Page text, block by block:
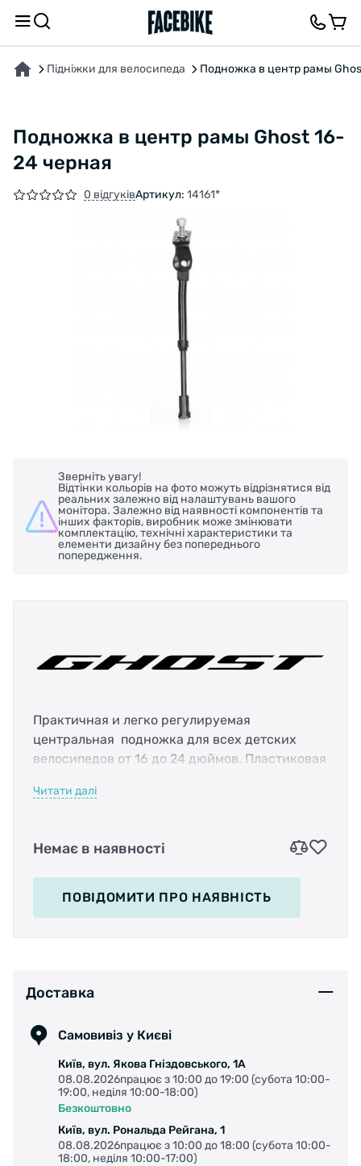
Підніжки для велосипеда Подножка в центр рамы
Подножка в центр рамы Ghost 16-
24 черная
0 відгуківАртикул: 14161*
Зверніть увагу!
Відтінки кольорів на фото можуть відрізнятися від
реальних залежно від налаштувань вашого
монітора. Залежно від наявності компонентів та
інших факторів, виробник може змінювати
комплектацію, технічні характеристики та
елементи дизайну без попереднього
попередження.
Практичная и легко регулируемая
центральная подножка для всех детских
велосипедов от 16 до 24 дюймов. Пластиковая
поверхность.
зажимной винт.
Вес: 240 грамм
В комплектации : подножка , крепежный винт
и пружинная шайба
Читати далі
Немає в наявності
ПОВІДОМИТИ ПРО НАЯВНІСТЬ
Доставка
Самовивіз у Києві
Київ, вул. Якова Гніздовського, 1А
08.08.2026працює з 10:00 до 19:00 (субота 10:00-
19:00, неділя 10:00-18:00)
Безкоштовно
Київ, вул. Рональда Рейгана, 1
08.08.2026працює з 10:00 до 18:00 (субота 10:00-
18:00, неділя 10:00-17:00)
ПРО ТОВАР ВІДГУКИ ТА ЗАПИТАННЯ